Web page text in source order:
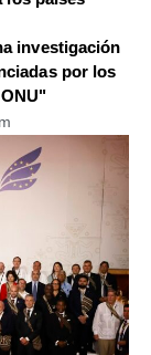
investigación
por los